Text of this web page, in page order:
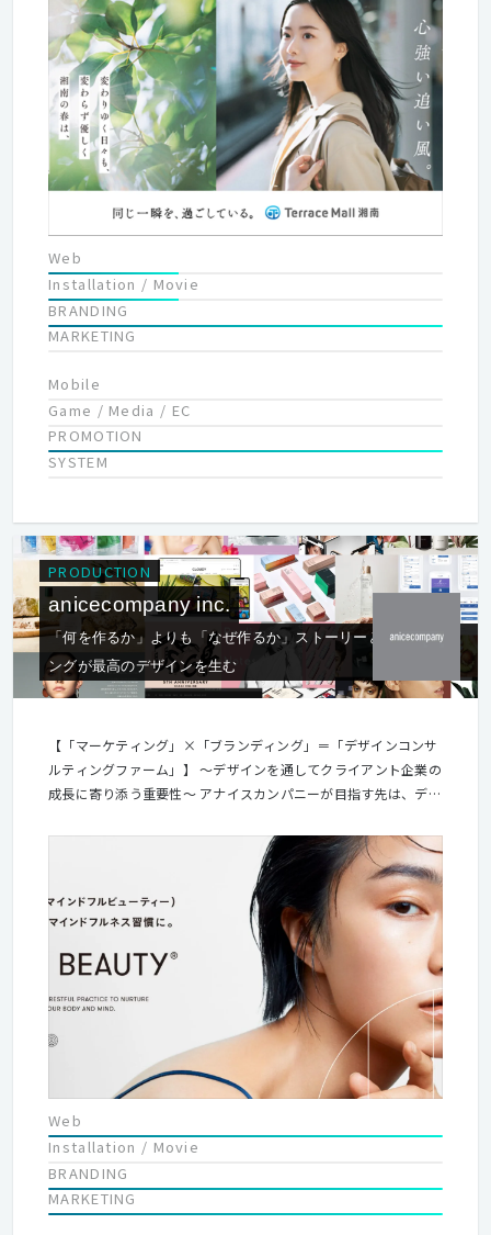
ぎる人、待つ人など、 さまざまな目的を持った人々を受け入れる
空間デザイン。 余計な装飾や、無駄なものは排除し、 まさに空
港として求められる機能を追及した結果、 そこには、美しさの介
在をも許す。 この「機能美」こそがデザインの本質であり、 私
たちが目指すデザイン。 私たちの手がけるブランディングや広告
などの 様々なデザインにおいても同じことが言える。 メッセー
ジを伝えるため。手に取ってもらうため。 人々の行動を変えるた
め。未来を展望するため。 つまり目的にたどり着くための機能を
追及する。 時代、社会、流行はもちろん大事だ。 しかし機能す
“terminal”という名にこめた想いです。
Web
Installation / Movie
BRANDING
MARKETING
Mobile
Game / Media / EC
PROMOTION
SYSTEM
PRODUCTION
anicecompany inc.
「何を作るか」よりも「なぜ作るか」ストーリーとブランディ
ングが最高のデザインを生む
【「マーケティング」×「ブランディング」＝「デザインコンサ
ルティングファーム」】 ～デザインを通してクライアント企業の
成長に寄り添う重要性～ アナイスカンパニーが目指す先は、デザ
ザイン制作において「何を作るか」はもちろん重要ですが、弊社
では「なぜ作るか」といった、ユーザーが目に触れないクライア
ントのストーリーやメッセージにより重きをおいています。 ただ
カッコいい、オシャレなサイトはセンスがある人なら誰でも作れ
ます。 しかし、なぜこの商品を売り出したいのか、最終的に企業
の将来どこに向かっているのかといった、クライアントの真のニ
ーズは、デザインを行うクリエイターが対話をしなければ発見す
ることができません。 そのため弊社ではクリエイターが自らがク
ライアントの個性を活かせるよう話し合い、ブランディングから
サイトの設計、サイトリリース後のフォローまでワンストップで
ます。 そして現在弊社は次のステージに突入するため、リスター
トを切り組織の再編成を行っています。 これまでクライアントと
作り上げてきた実績、信頼を大切にし、新たに出会えたクライア
ントをフォローする体制を作らなければなりません。 そして、常
Web
Installation / Movie
BRANDING
MARKETING